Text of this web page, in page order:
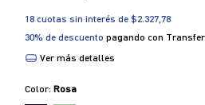
18 cuotas sin interés de $2.327,78
30% de descuento pagando con
Ver más detalles
Color: Rosa